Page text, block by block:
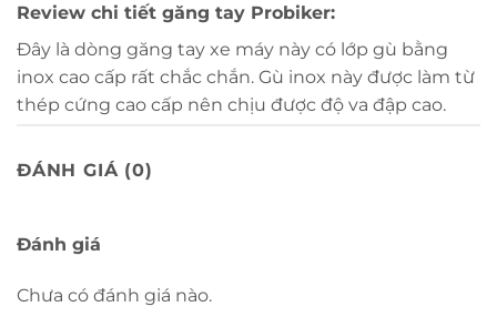
Review chi tiết găng tay Probiker:
Đây là dòng găng tay xe máy này có lớp gù bằng
inox cao cấp rất chắc chắn. Gù inox này được làm từ
thép cứng cao cấp nên chịu được độ va đập cao.
có thể lượt điện thoại thỏi mái khi sử dụng găng tay
Điểm mạnh nhất của
bên trong bàn tay được làm bằng da cao cấp để
ĐÁNH GIÁ (0)
Đánh giá
Chưa có đánh giá nào.